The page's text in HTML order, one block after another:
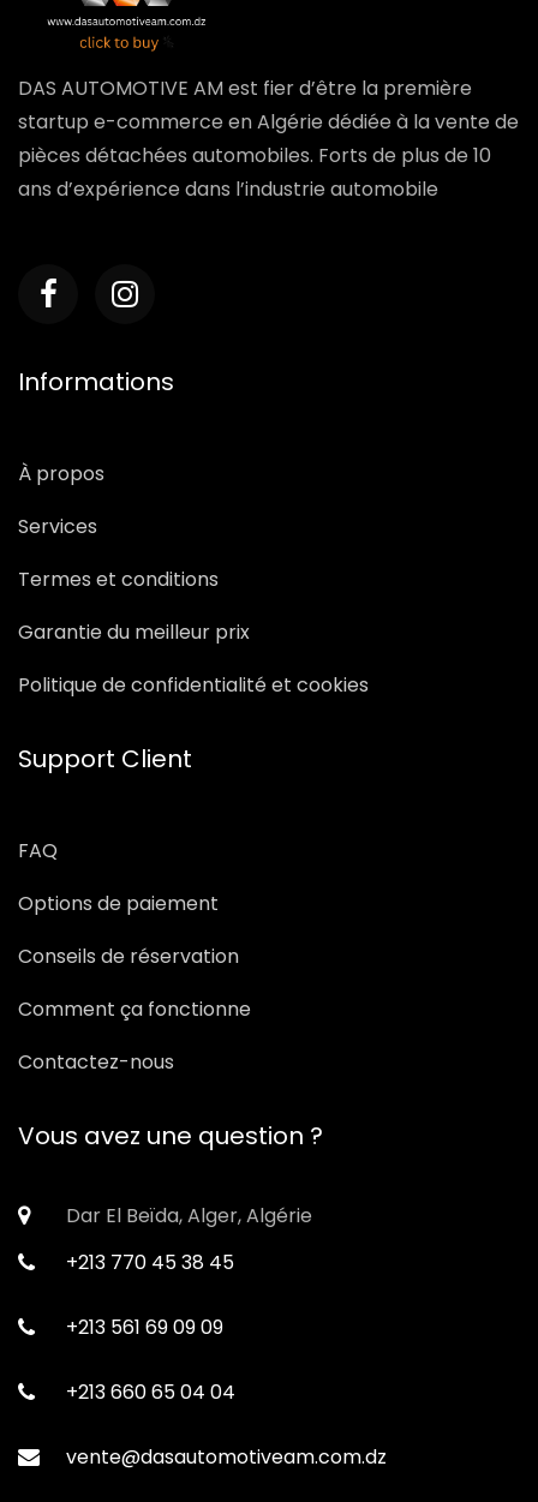
DAS AUTOMOTIVE AM est fier d’être la première
startup e-commerce en Algérie dédiée à la vente de
pièces détachées automobiles. Forts de plus de 10
ans d’expérience dans l’industrie automobile
Informations
À propos
Services
Termes et conditions
Garantie du meilleur prix
Politique de confidentialité et cookies
Support Client
FAQ
Options de paiement
Conseils de réservation
Comment ça fonctionne
Contactez-nous
Vous avez une question ?
Dar El Beïda, Alger, Algérie
+213 770 45 38 45
+213 561 69 09 09
+213 660 65 04 04
vente@dasautomotiveam.com.dz